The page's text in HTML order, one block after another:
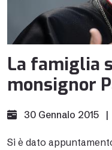
La famiglia
monsignor
30 Gennaio 2015 |
Si è dato